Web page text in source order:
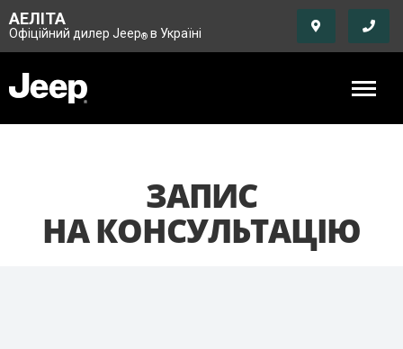
АЕЛІТА
Офіційний дилер Jeep® в Україні
ЗАПИС
НА КОНСУЛЬТАЦІЮ